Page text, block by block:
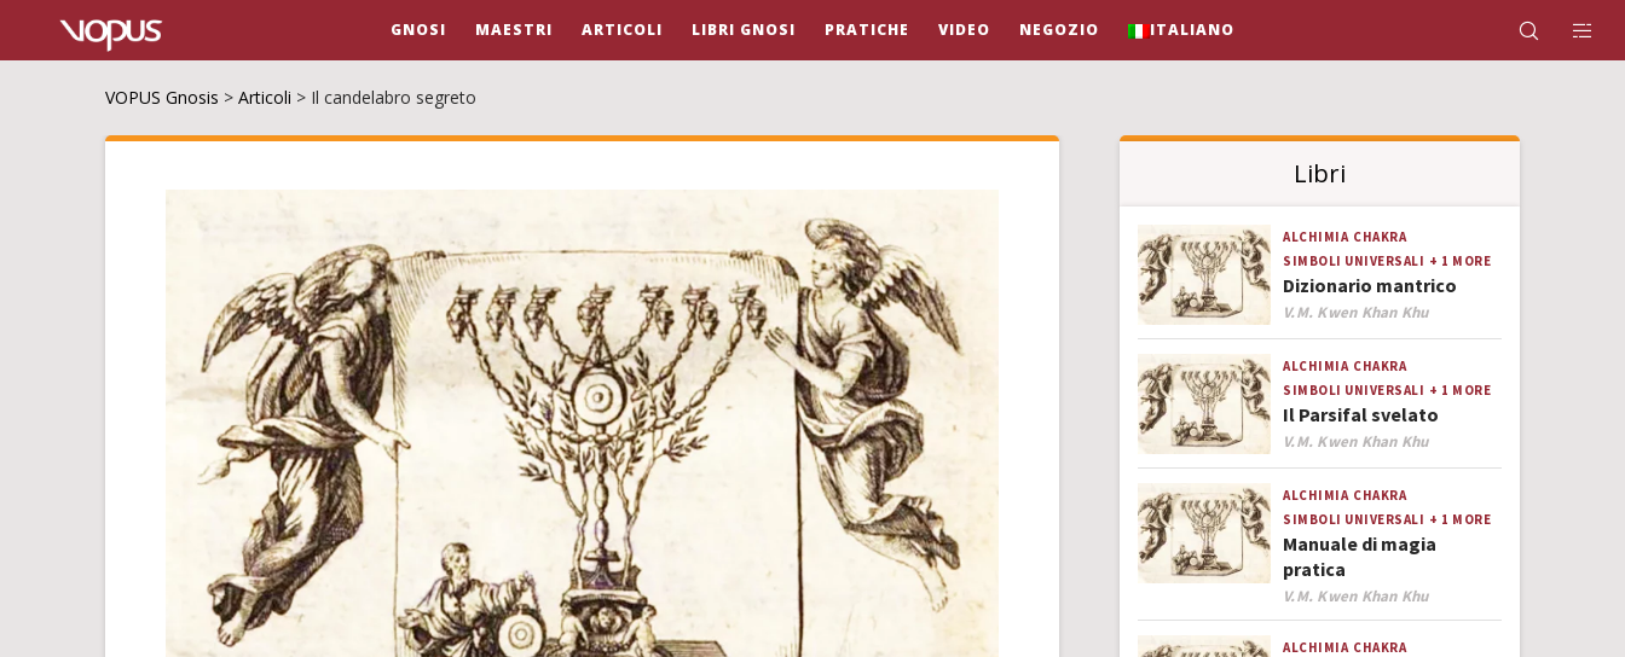
GNOSI MAESTRI ARTICOLI LIBRI GNOSI PRATICHE VIDEO NEGOZIO ITALIANO
VOPUS Gnosis > Articoli > Il candelabro segreto
Libri
ALCHIMIA CHAKRA
SIMBOLI UNIVERSALI + 1 MORE
Dizionario mantrico
Author
V.M. Kwen Khan Khu
ALCHIMIA CHAKRA
SIMBOLI UNIVERSALI + 1 MORE
Il Parsifal svelato
Author
V.M. Kwen Khan Khu
ALCHIMIA CHAKRA
SIMBOLI UNIVERSALI + 1 MORE
Manuale di magia
pratica
Author
V.M. Kwen Khan Khu
ALCHIMIA CHAKRA